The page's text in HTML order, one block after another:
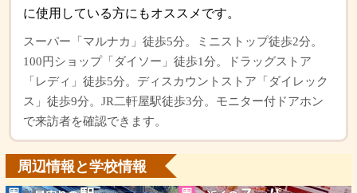
に使用している方にもオススメです。
スーパー「マルナカ」徒歩5分。ミニストップ徒歩2分。
100円ショップ「ダイソー」徒歩1分。ドラッグストア
「レディ」徒歩5分。ディスカウントストア「ダイレック
ス」徒歩9分。JR二軒屋駅徒歩3分。モニター付ドアホン
で来訪者を確認できます。
周辺情報と学校情報